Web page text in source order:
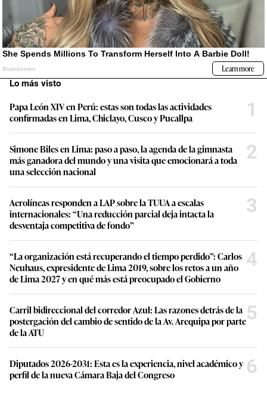
Lo más visto
Papa León XIV en Perú: estas son todas las actividades
confirmadas en Lima, Chiclayo, Cusco y Pucallpa
1
Simone Biles en Lima: paso a paso, la agenda de la gimnasta
más ganadora del mundo y una visita que emocionará a toda
una selección nacional
2
Aerolíneas responden a LAP sobre la TUUA a escalas
internacionales: “Una reducción parcial deja intacta la
desventaja competitiva de fondo”
3
“La organización está recuperando el tiempo perdido”: Carlos
Neuhaus, expresidente de Lima 2019, sobre los retos a un año
de Lima 2027 y en qué más está preocupado el Gobierno
4
Carril bidireccional del corredor Azul: Las razones detrás de la
postergación del cambio de sentido de la Av. Arequipa por parte
de la ATU
5
Diputados 2026-2031: Esta es la experiencia, nivel académico y
perfil de la nueva Cámara Baja del Congreso
6